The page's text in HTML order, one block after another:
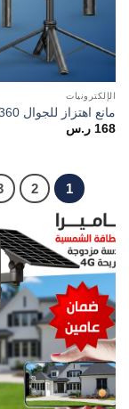
الإلكترونيات
مانع اهتزاز للجوال 360 درجة كبير
168 ر.س
1
2